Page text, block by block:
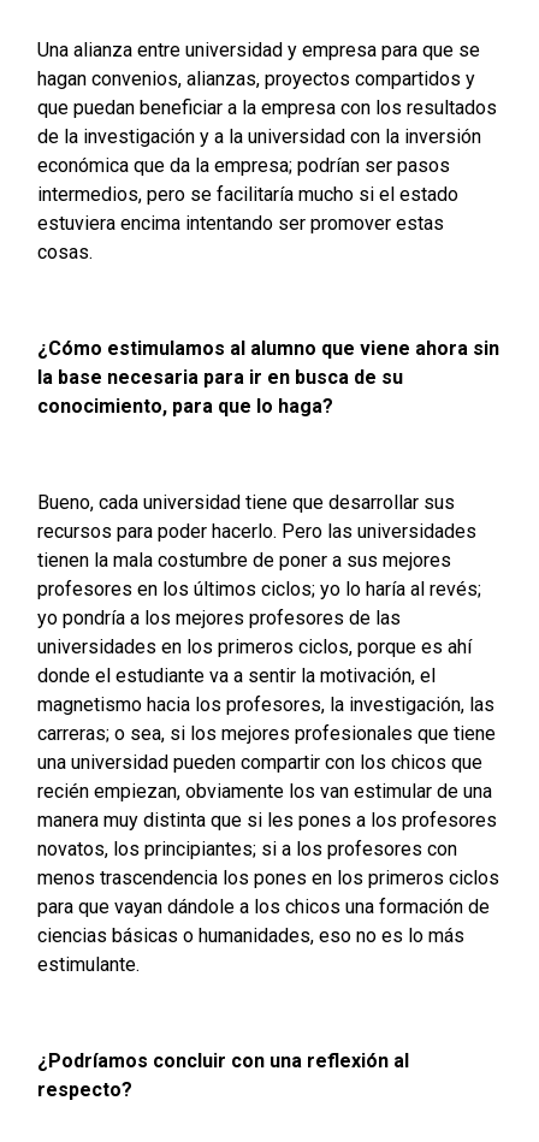
Una alianza entre universidad y empresa para que se
hagan convenios, alianzas, proyectos compartidos y
que puedan beneficiar a la empresa con los resultados
de la investigación y a la universidad con la inversión
económica que da la empresa; podrían ser pasos
intermedios, pero se facilitaría mucho si el estado
estuviera encima intentando ser promover estas
cosas.
¿Cómo estimulamos al alumno que viene ahora sin
la base necesaria para ir en busca de su
conocimiento, para que lo haga?
Bueno, cada universidad tiene que desarrollar sus
recursos para poder hacerlo. Pero las universidades
tienen la mala costumbre de poner a sus mejores
profesores en los últimos ciclos; yo lo haría al revés;
yo pondría a los mejores profesores de las
universidades en los primeros ciclos, porque es ahí
donde el estudiante va a sentir la motivación, el
magnetismo hacia los profesores, la investigación, las
carreras; o sea, si los mejores profesionales que tiene
una universidad pueden compartir con los chicos que
recién empiezan, obviamente los van estimular de una
manera muy distinta que si les pones a los profesores
novatos, los principiantes; si a los profesores con
menos trascendencia los pones en los primeros ciclos
para que vayan dándole a los chicos una formación de
ciencias básicas o humanidades, eso no es lo más
estimulante.
¿Podríamos concluir con una reflexión al
respecto?